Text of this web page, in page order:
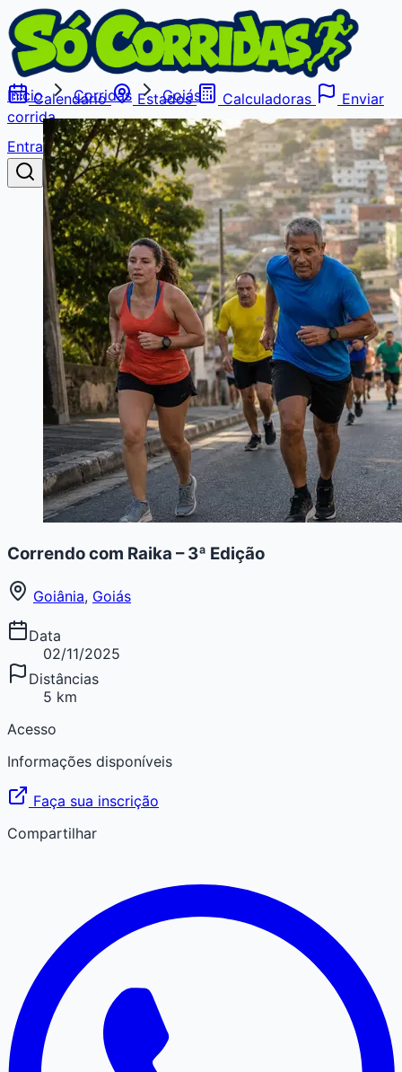
Calendário Estados Calculadoras
Enviar
corrida
Entrar
Buscar
Início Corridas Goiás
Correndo com Raika – 3ª Edição
Goiânia, Goiás
Data
02/11/2025
Distâncias
5 km
Acesso
Informações disponíveis
Faça sua inscrição
Compartilhar